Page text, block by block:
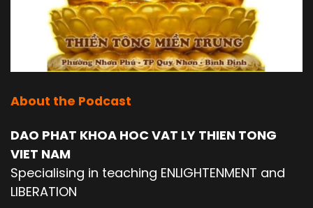
nào. Tu theo đạo Phật, thì trí tuệ phải thật sáng
suốt mới vào tu được.
+ Trí tuệ không thật sáng suốt mà tu theo đạo
Phật, thì thành những con người như sau:
1/ Con người khiếp nhược, thành con người yếu
hèn.
2/ Con người ai nói gì cũng nghe, thành là con
người ngốc.
3/ Con người thấy gì cũng lạy, thành là con
người ngu si.
About the Podcast
DAO PHAT KHOA HOC VAT LY THIEN TONG
VIET NAM
Specialising in teaching ENLIGHTENMENT and
LIBERATION